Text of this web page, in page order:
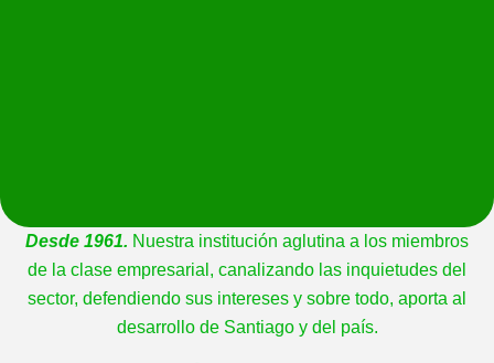
Desde 1961. Nuestra institución aglutina a los miembros
de la clase empresarial, canalizando las inquietudes del
sector, defendiendo sus intereses y sobre todo, aporta al
desarrollo de Santiago y del país.